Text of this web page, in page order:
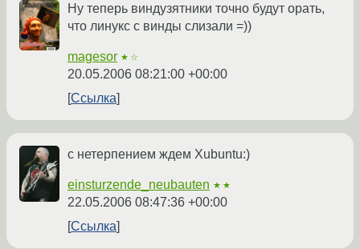
Ну теперь виндузятники точно будут орать,
что линукс с винды слизали =))
magesor ★☆
20.05.2006 08:21:00 +00:00
Ссылка
c нетерпением ждем Xubuntu:)
einsturzende_neubauten ★★
22.05.2006 08:47:36 +00:00
Ссылка